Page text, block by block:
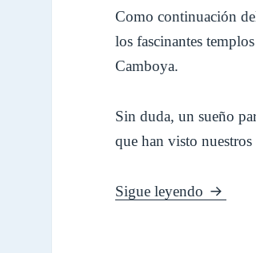
Como continuación
los fascinantes
Camboya.
Sin duda, un sueño
que han visto
Sigue leyendo Diario